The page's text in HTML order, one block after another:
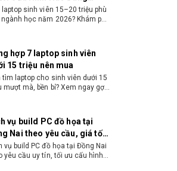
– 22.6cm x 18.5cm
laptop sinh viên 15–20 triệu phù
ngành học năm 2026? Khám phá
hợp 7 laptop sinh viên
15 triệu nên mua
tìm laptop cho sinh viên dưới 15
mượt mà, bền bỉ? Xem ngay gợi
vụ build PC đồ họa tại
Nai theo yêu cầu, giá tốt,
vụ build PC đồ họa tại Đồng Nai
yêu cầu uy tín, tối ưu cấu hình